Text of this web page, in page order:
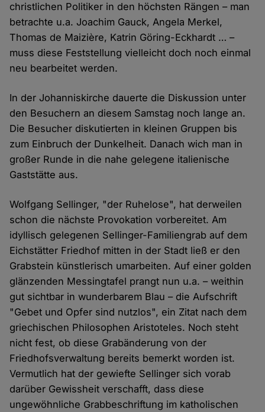
christlichen Politiker in den höchsten Rängen – man
betrachte u.a. Joachim Gauck, Angela Merkel,
Thomas de Maizière, Katrin Göring-Eckhardt … –
muss diese Feststellung vielleicht doch noch einmal
neu bearbeitet werden.
In der Johanniskirche dauerte die Diskussion unter
den Besuchern an diesem Samstag noch lange an.
Die Besucher diskutierten in kleinen Gruppen bis
zum Einbruch der Dunkelheit. Danach wich man in
großer Runde in die nahe gelegene italienische
Gaststätte aus.
Wolfgang Sellinger, "der Ruhelose", hat derweilen
schon die nächste Provokation vorbereitet. Am
idyllisch gelegenen Sellinger-Familiengrab auf dem
Eichstätter Friedhof mitten in der Stadt ließ er den
Grabstein künstlerisch umarbeiten. Auf einer golden
glänzenden Messingtafel prangt nun u.a. – weithin
gut sichtbar in wunderbarem Blau – die Aufschrift
"Gebet und Opfer sind nutzlos", ein Zitat nach dem
griechischen Philosophen Aristoteles. Noch steht
nicht fest, ob diese Grabänderung von der
Friedhofsverwaltung bereits bemerkt worden ist.
Vermutlich hat der gewiefte Sellinger sich vorab
darüber Gewissheit verschafft, dass diese
ungewöhnliche Grabbeschriftung im katholischen